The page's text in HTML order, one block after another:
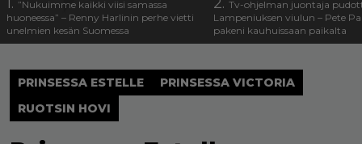
”Nukuimme kaikki viisi samassa
huoneessa” – Renny Harlinin perhe vietti
unelmien kesän Suomessa
Tv-ohjelman juontaja
Lampeniuksen viulun – Pete
pakeni kauhuissaan paikalta
PRINSESSA ESTELLE
PRINSESSA VICTORIA
RUOTSIN HOVI